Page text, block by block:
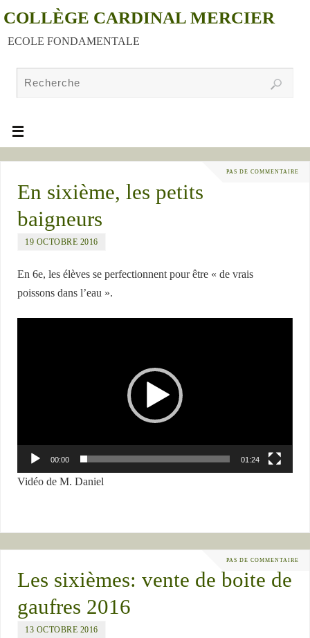
COLLÈGE CARDINAL MERCIER
ECOLE FONDAMENTALE
PAS DE COMMENTAIRE
En sixième, les petits
baigneurs
19 OCTOBRE 2016
En 6e, les élèves se perfectionnent pour être « de vrais
poissons dans l’eau ».
00:00 01:24
Vidéo de M. Daniel
PAS DE COMMENTAIRE
Les sixièmes: vente de boite de
gaufres 2016
13 OCTOBRE 2016